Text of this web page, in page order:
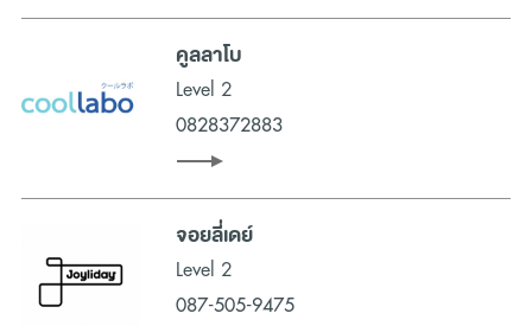
คูลลาโบ
Level 2
0828372883
จอยลี่เดย์
Level 2
087-505-9475